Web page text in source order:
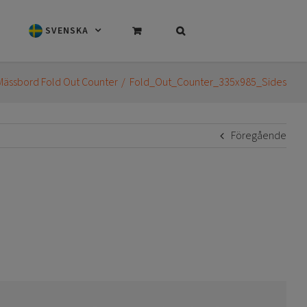
SVENSKA
Fold Out Counter Fold_Out_Counter_335x985_Sides
Föregående